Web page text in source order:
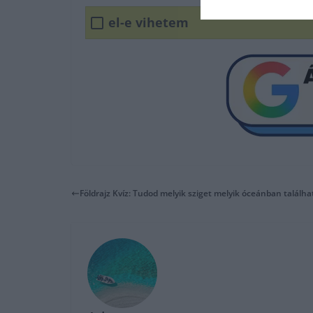
el-e vihetem
Földrajz Kvíz: Tudod melyik sziget melyik óceánban